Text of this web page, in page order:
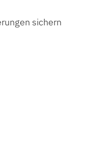
sichern